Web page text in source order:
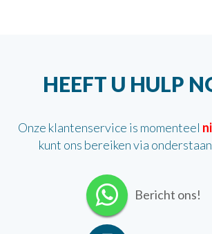
HEEFT U HULP
Onze klantenservice is momenteel
kunt ons bereiken via
Bericht ons!